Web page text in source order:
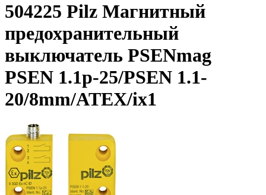
504225 Pilz Магнитный
предохранительный
выключатель PSENmag
PSEN 1.1p-25/PSEN 1.1-
20/8mm/ATEX/ix1